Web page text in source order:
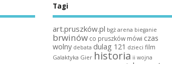
Tagi
art.pruszków.pl bgż arena bieganie
brwinów co pruszków mówi czas
wolny debata dulag 121 dzieci film
Galaktyka Gier historia ii wojna